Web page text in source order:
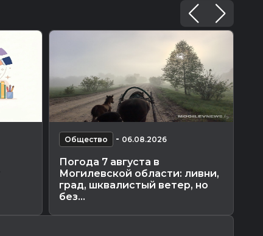
Общество - 06.08.2026
Погода 7 августа в
Могилевской области: ливни,
град, шквалистый ветер, но
без...